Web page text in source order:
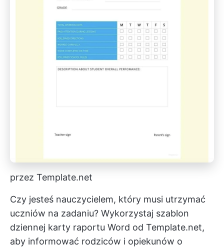
przez Template.net
Czy jesteś nauczycielem, który musi utrzymać
uczniów na zadaniu? Wykorzystaj szablon
dziennej karty raportu Word od Template.net,
aby informować rodziców i opiekunów o